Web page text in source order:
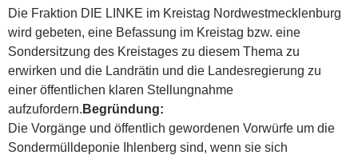
Die Fraktion DIE LINKE im Kreistag Nordwestmecklenburg
wird gebeten, eine Befassung im Kreistag bzw. eine
Sondersitzung des Kreistages zu diesem Thema zu
erwirken und die Landrätin und die Landesregierung zu
einer öffentlichen klaren Stellungnahme
aufzufordern. Begründung:
Die Vorgänge und öffentlich gewordenen Vorwürfe um die
Sondermülldeponie Ihlenberg sind, wenn sie sich